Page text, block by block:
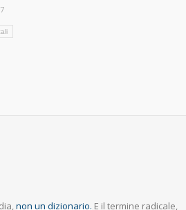
non un dizionario. E il termine radicale,